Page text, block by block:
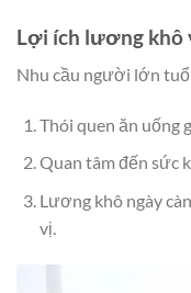
Lợi ích lương khô
Nhu cầu người lớn
Thói quen ăn uống
Quan tâm đến sức
Lương khô ngày
vị.